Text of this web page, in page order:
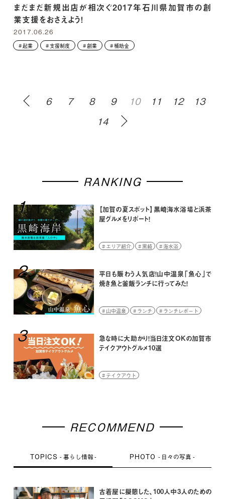
まだまだ新規出店が相次ぐ2017年石川県加賀市の創
業支援をおさえよう！
2017.06.26
起業 支援制度 創業 補助金
6 7 8 9 10 11 12
13
14
RANKING
【加賀の夏スポット】黒崎海水浴場と浜茶
屋グルメをリポート！
1
エリア紹介 黒崎 海水浴
平日も賑わう人気店！山中温泉「魚心」で
焼き魚と釜飯ランチに行ってみた！
2
山中温泉 ランチ ランチレポート
急な時に大助かり！当日注文OKの加賀市
テイクアウトグルメ10選
3
テイクアウト
RECOMMEND
TOPICS 暮らし情報 PHOTO 日々の写真
古着屋に擬態した、100人中3人のための